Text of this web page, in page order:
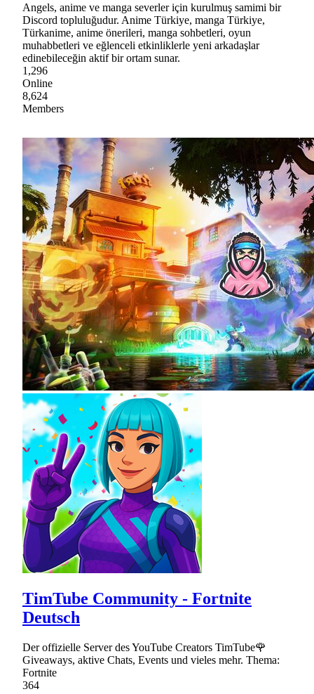
Angels, anime ve manga severler için kurulmuş samimi bir
Discord topluluğudur. Anime Türkiye, manga Türkiye,
Türkanime, anime önerileri, manga sohbetleri, oyun
muhabbetleri ve eğlenceli etkinliklerle yeni arkadaşlar
edinebileceğin aktif bir ortam sunar.
1,296
Online
8,624
Members
TimTube Community - Fortnite
Deutsch
Der offizielle Server des YouTube Creators TimTube🌹
Giveaways, aktive Chats, Events und vieles mehr. Thema:
Fortnite
364